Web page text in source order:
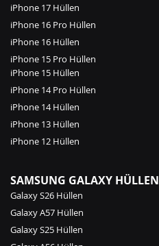
iPhone 17 Hüllen
iPhone 16 Pro Hüllen
iPhone 16 Hüllen
iPhone 15 Pro Hüllen
iPhone 15 Hüllen
iPhone 14 Pro Hüllen
iPhone 14 Hüllen
iPhone 13 Hüllen
iPhone 12 Hüllen
SAMSUNG GALAXY HÜLLEN
Galaxy S26 Hüllen
Galaxy A57 Hüllen
Galaxy S25 Hüllen